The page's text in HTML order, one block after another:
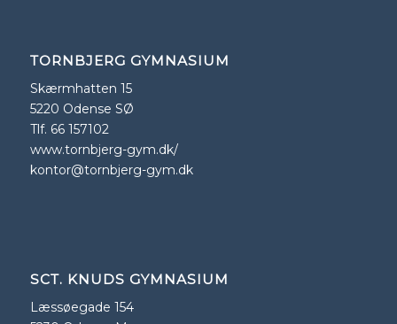
TORNBJERG GYMNASIUM
Skærmhatten 15
5220 Odense SØ
Tlf. 66 157102
www.tornbjerg-gym.dk/
kontor@tornbjerg-gym.dk
SCT. KNUDS GYMNASIUM
Læssøegade 154